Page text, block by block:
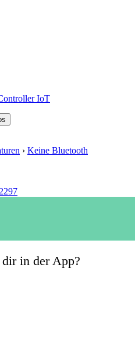
IoT
› Keine Bluetooth
in der App?